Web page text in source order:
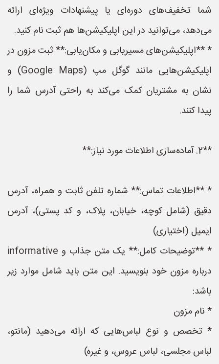
شما تخفیف‌های دوره‌ای یا پیشنهادات ویژه‌ای ارائه
می‌دهد، می‌توانید در این اپلیکیشن‌ها هم ثبت نام کنید.
* **اپلیکیشن‌های مسیریابی و مکان‌یابی:** ثبت مزون در
اپلیکیشن‌هایی مانند گوگل مپ (Google Maps) و
نشان به مشتریان کمک می‌کند به راحتی آدرس شما را
پیدا کنند.
**2. آماده‌سازی اطلاعات مورد نیاز:**
* **اطلاعات تماس:** شماره تلفن ثابت و همراه، آدرس
دقیق (شامل کوچه، خیابان، پلاک، و کد پستی)، آدرس
ایمیل (اختیاری)
* **توضیحات کامل:** یک متن جذاب و informative
درباره مزون خود بنویسید. این متن باید شامل موارد زیر
باشد:
* نام مزون
* تخصص و نوع لباس‌هایی که ارائه می‌دهید (مانتو،
لباس مجلسی، لباس عروس، و غیره)